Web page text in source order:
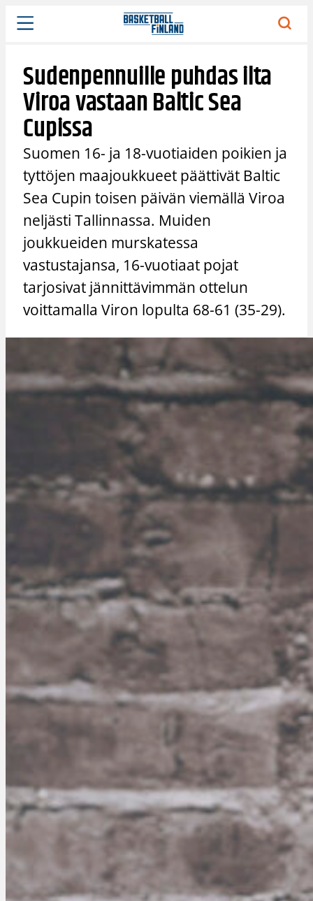
Siirry
sisältöön
Sudenpennuille puhdas ilta
Viroa vastaan Baltic Sea
Cupissa
Suomen 16- ja 18-vuotiaiden poikien ja
tyttöjen maajoukkueet päättivät Baltic
Sea Cupin toisen päivän viemällä Viroa
neljästi Tallinnassa. Muiden
joukkueiden murskatessa
vastustajansa, 16-vuotiaat pojat
tarjosivat jännittävimmän ottelun
voittamalla Viron lopulta 68-61 (35-29).